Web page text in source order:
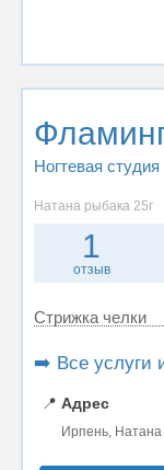
Ногтевая студия
Натана рыбака 25г
1
отзыв
Стрижка челки
➡️ Все услуги
📍 Адрес
Ирпень, Натана